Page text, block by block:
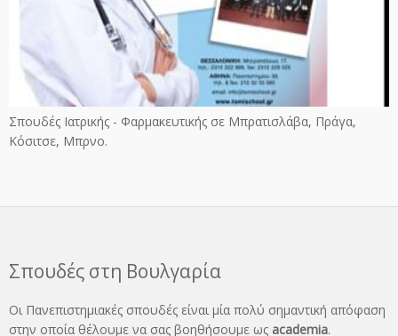
Σπουδές Ιατρικής - Φαρμακευτικής σε Μπρατισλάβα, Πράγα,
Κόσιτσε, Μπρνο.
Σπουδές στη Βουλγαρία
Οι Πανεπιστημιακές σπουδές είναι μία πολύ σημαντική απόφαση
στην οποία θέλουμε να σας βοηθήσουμε ως academia.